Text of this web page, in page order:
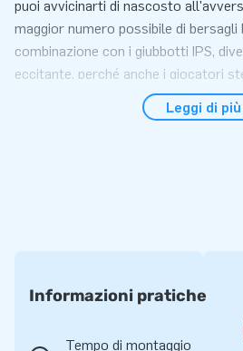
puoi avvicinarti di nascosto
maggior numero possibile di bersagli
combinazione con i giubbotti IPS,
eccitante, perché anche i giocatori
Inoltre, questa Battle Arena ha
possibile guadagnare altri punti.
da trasportare. Questo gonfiabile
ventilatore,materiale d’ancoraggio,
un manuale. Tutto completo per una
Leggi di più
Informazioni pratiche
Tempo di montaggio